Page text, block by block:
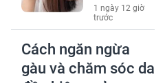
1 ngày 12 giờ
trước
Cách ngăn ngừa
gàu và chăm sóc da